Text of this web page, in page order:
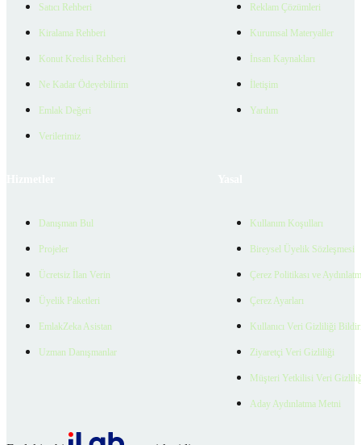
Satıcı Rehberi
Kiralama Rehberi
Konut Kredisi Rehberi
Ne Kadar Ödeyebilirim
Emlak Değeri
Verilerimiz
Reklam Çözümleri
Kurumsal Materyaller
İnsan Kaynakları
İletişim
Yardım
Danışman Bul
Projeler
Ücretsiz İlan Verin
Üyelik Paketleri
EmlakZeka Asistan
Uzman Danışmanlar
Kullanım Koşulları
Bireysel Üyelik Sözleşmesi
Çerez Politikası ve
Çerez Ayarları
Kullanıcı Veri Gizliliği
Ziyaretçi Veri Gizliliği
Müşteri Yetkilisi Veri
Aday Aydınlatma Metni